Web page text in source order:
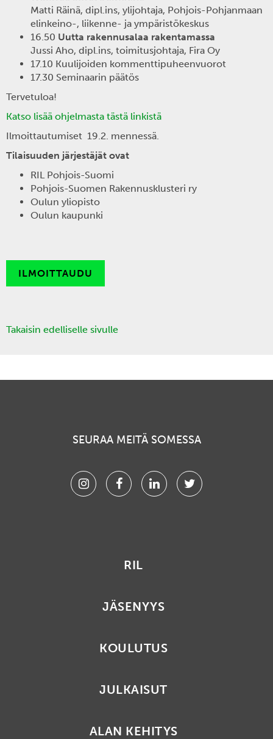
Matti Räinä, dipl.ins, ylijohtaja, Pohjois-Pohjanmaan
elinkeino-, liikenne- ja ympäristökeskus
16.50 Uutta rakennusalaa rakentamassa
Jussi Aho, dipl.ins, toimitusjohtaja, Fira Oy
17.10 Kuulijoiden kommenttipuheenvuorot
17.30 Seminaarin päätös
Tervetuloa!
Katso lisää ohjelmasta tästä linkistä
Ilmoittautumiset 19.2. mennessä.
Tilaisuuden järjestäjät ovat
RIL Pohjois-Suomi
Pohjois-Suomen Rakennusklusteri ry
Oulun yliopisto
Oulun kaupunki
ILMOITTAUDU
Takaisin edelliselle sivulle
SEURAA MEITÄ SOMESSA
InstagramFacebookLinkedinTwitter
RIL
JÄSENYYS
KOULUTUS
JULKAISUT
ALAN KEHITYS